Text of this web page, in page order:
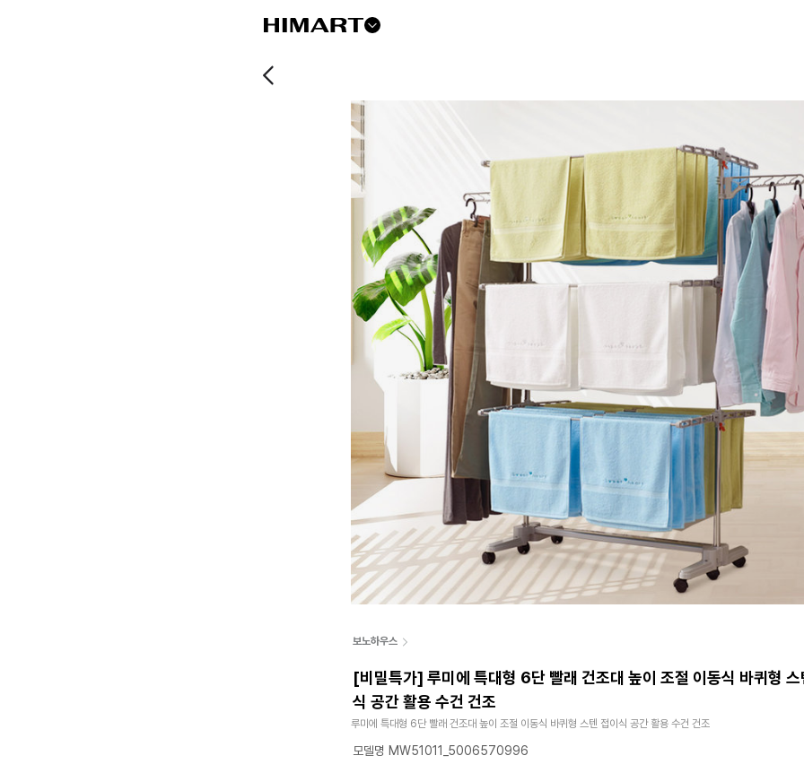
보노하우스
[비밀특가] 루미에 특대형 6단 빨래 건조대 높이 조절 이동식 바퀴형 스
식 공간 활용 수건 건조
루미에 특대형 6단 빨래 건조대 높이 조절 이동식 바퀴형 스텐 접이식 공간 활용 수건 건조
모델명 MW51011_5006570996